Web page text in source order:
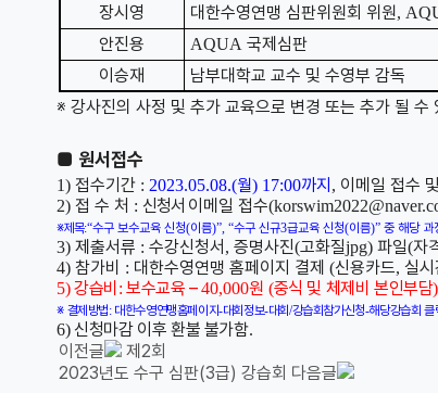
장시영
대한수영연맹 심판위원회 위원,
안진용
AQUA국제심판
이승재
남부대학교 교수 및 수영부 감독
※강사진의 사정 및 추가 교육으로 변경 또는 추가 될 수
■ 원서접수
1)접수기간 : 2023.05.08.(월) 17:00까지, 이메일 접수
2)접 수 처 :신청서 이메일 접수
※제목:“수구 보수교육 신청(이름)”, “수구 신규3급교육 신청(이름)”중 해당 과
3)제출서류 :수강신청서 ,증명사진(고화질jpg) 파일(자
4)참가비 : 대한수영연맹 홈페이지 결제(신용카드,실
5)강습비 :보수교육–40,000원 (중식 및 체제비 본인부담)
※ 결제방법: 대한수영연맹홈페이지-대회정보-대회/강습회참가신청-해당강습회 클
6)신청마감 이후 환불 불가함.
이전글
제2회
2023년도 수구 심판(3급) 강습회 다음글